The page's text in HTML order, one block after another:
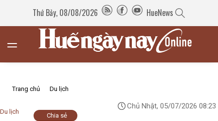
Thứ Bảy, 08/08/2026 HueNews
Trang chủ Du lịch
Du lịch
Chủ Nhật, 05/07/2026 08:23
Chia sẻ